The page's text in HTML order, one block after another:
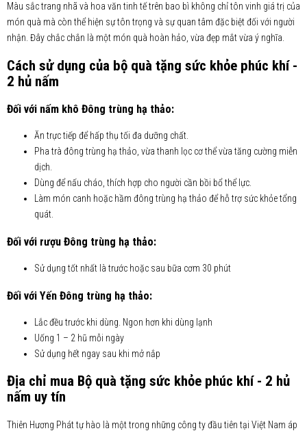
Màu sắc trang nhã và hoa văn tinh tế trên bao bì không chỉ tôn vinh giá trị của
món quà mà còn thể hiện sự tôn trọng và sự quan tâm đặc biệt đối với người
nhận. Đây chắc chắn là một món quà hoàn hảo, vừa đẹp mắt vừa ý nghĩa.
Cách sử dụng của bộ quà tặng sức khỏe phúc khí -
2 hủ nấm
Đối với nấm khô Đông trùng hạ thảo:
Ăn trực tiếp để hấp thụ tối đa dưỡng chất.
Pha trà đông trùng hạ thảo, vừa thanh lọc cơ thể vừa tăng cường miễn
dịch.
Dùng để nấu cháo, thích hợp cho người cần bồi bổ thể lực.
Làm món canh hoặc hầm đông trùng hạ thảo để hỗ trợ sức khỏe tổng
quát.
Đối với rượu Đông trùng hạ thảo:
Sử dụng tốt nhất là trước hoặc sau bữa cơm 30 phút
Đối với Yến Đông trùng hạ thảo:
Lắc đều trước khi dùng. Ngon hơn khi dùng lạnh
Uống 1 – 2 hũ mỗi ngày
Sử dụng hết ngay sau khi mở nắp
Địa chỉ mua Bộ quà tặng sức khỏe phúc khí - 2 hủ
nấm uy tín
Thiên Hương Phát tự hào là một trong những công ty đầu tiên tại Việt Nam áp